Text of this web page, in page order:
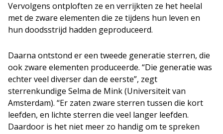
Vervolgens ontploften ze en verrijkten ze het heelal
met de zware elementen die ze tijdens hun leven en
hun doodsstrijd hadden geproduceerd.
Daarna ontstond er een tweede generatie sterren, die
ook zware elementen produceerde. “Die generatie was
echter veel diverser dan de eerste”, zegt
sterrenkundige Selma de Mink (Universiteit van
Amsterdam). “Er zaten zware sterren tussen die kort
leefden, en lichte sterren die veel langer leefden.
Daardoor is het niet meer zo handig om te spreken